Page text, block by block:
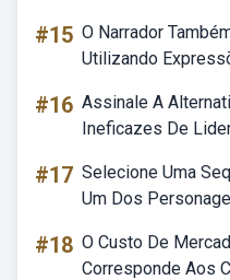
#15 O Narrador
Utilizando
#16 Assinale A
Ineficazes De
#17 Selecione Uma
Um Dos
#18 O Custo De
Corresponde Aos